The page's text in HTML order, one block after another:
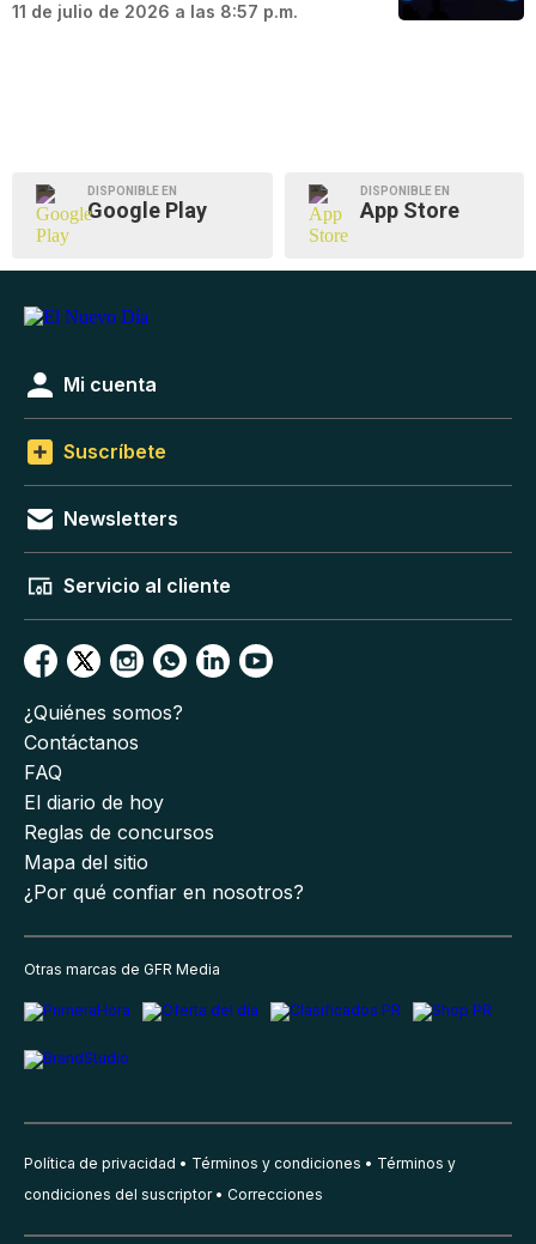
11 de julio de 2026 a las 8:57 p.m.
DISPONIBLE EN
Google Play
DISPONIBLE EN
App Store
Mi cuenta
Suscríbete
Newsletters
Servicio al cliente
¿Quiénes somos?
Contáctanos
FAQ
El diario de hoy
Reglas de concursos
Mapa del sitio
¿Por qué confiar en nosotros?
Otras marcas de GFR Media
Política de privacidad Términos y condiciones
Términos y
condiciones del suscriptor
Correcciones